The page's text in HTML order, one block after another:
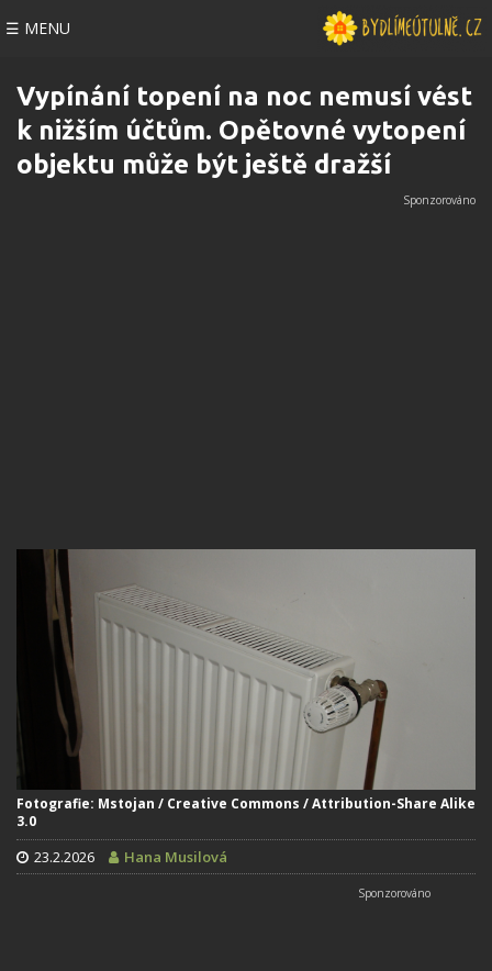
☰ MENU
Vypínání topení na noc nemusí vést
k nižším účtům. Opětovné vytopení
objektu může být ještě dražší
Fotografie: Mstojan / Creative Commons / Attribution-Share Alike
3.0
23.2.2026 Hana Musilová